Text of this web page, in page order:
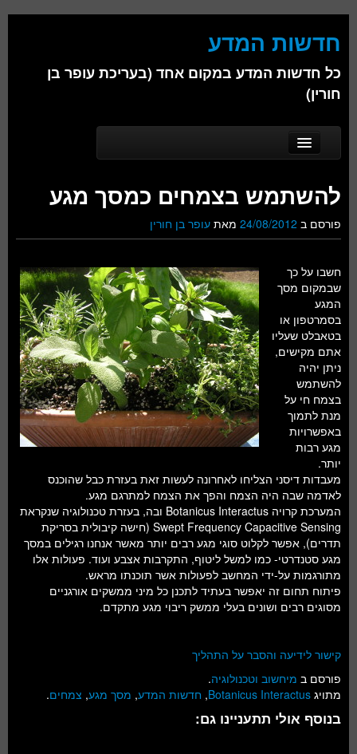
חדשות המדע
כל חדשות המדע במקום אחד (בעריכת עופר בן
חורין)
Main menu
Skip to primary content
Skip to secondary content
אודות
ביולוגיה
כימיה
פיזיקה
חברה
חלל ומדעי כדור הארץ
עתידנות
סקירות ספרים
טעימות מדע
להשתמש בצמחים כמסך מגע
פורסם ב 24/08/2012 מאת עופר בן חורין
חשבו על כך
שבמקום מסך
המגע
בסמרטפון או
בטאבלט שעליו
אתם מקישים,
ניתן יהיה
להשתמש
בצמח חי על
מנת לתמוך
באפשרויות
מגע רבות
יותר.
מעבדות דיסני הצליחו לאחרונה לעשות זאת בעזרת כבל שהוכנס
לאדמה שבה היה הצמח והפך את הצמח למתרגם מגע.
המערכת קרויה Botanicus Interactus ובה, בעזרת טכנולוגיה שנקראת
Swept Frequency Capacitive Sensing (חישה קיבולית בסריקת
תדרים), אפשר לקלוט סוגי מגע רבים יותר מאשר אנחנו רגילים במסך
מגע סטנדרטי- כמו למשל ליטוף, התקרבות אצבע ועוד. פעולות אלו
מתורגמות על-ידי המחשב לפעולות אשר תוכנתו מראש.
פיתוח תחום זה יאפשר בעתיד לתכנן כל מיני ממשקים אורגניים
מסוגים רבים ושונים בעלי ממשק ריבוי מגע מתקדם.
קישור לידיעה והסבר על התהליך
פורסם ב מיחשוב וטכנולוגיה.
מתויג Botanicus Interactus
, חדשות המדע, מסך מגע, צמחים.
בנוסף אולי תתעניינו גם: